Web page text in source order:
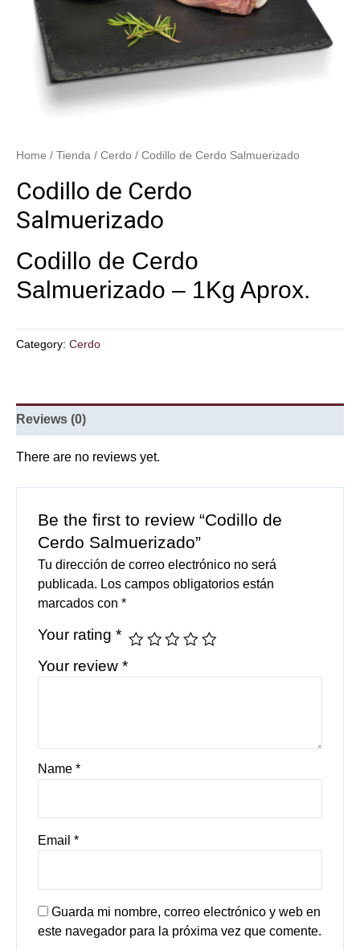
Home / Tienda / Cerdo / Codillo de Cerdo Salmuerizado
Codillo de Cerdo
Salmuerizado
Codillo de Cerdo
Salmuerizado – 1Kg Aprox.
Category: Cerdo
Reviews (0)
There are no reviews yet.
Be the first to review “Codillo de
Cerdo Salmuerizado”
Tu dirección de correo electrónico no será
publicada. Los campos obligatorios están
marcados con *
Your rating *
Your review *
Name *
Email *
Guarda mi nombre, correo electrónico y web en
este navegador para la próxima vez que comente.